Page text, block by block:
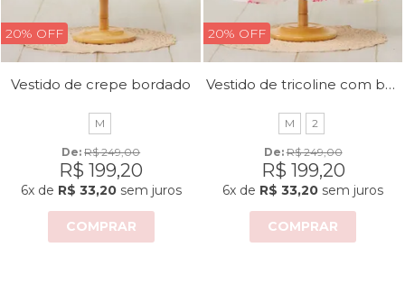
20% OFF
Vestido de crepe bordado
M
De: R$ 249,00
R$ 199,20
6xde R$ 33,20sem juros
COMPRAR
20% OFF
Vestido de tricoline com bordado
M 2
De: R$ 249,00
R$ 199,20
6x de R$ 33,20 sem juros
COMPRAR